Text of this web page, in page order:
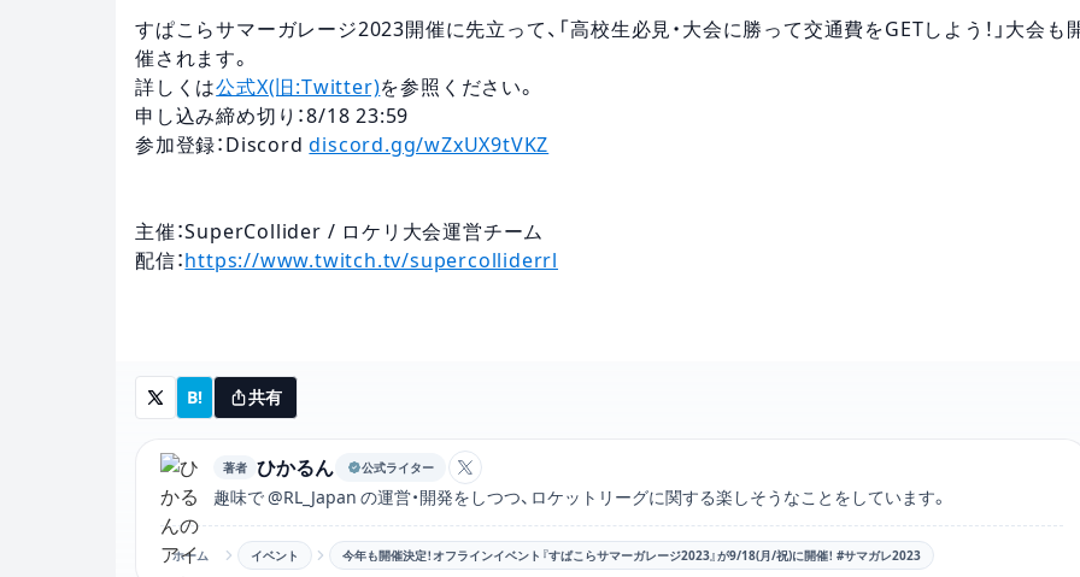
すぱこらサマーガレージ2023開催に先立って、「高校生必見・大会に勝って交通費をGETしよう！」大会も
催されます。
詳しくは公式X(旧:Twitter)を参照ください。
申し込み締め切り：8/18 23:59
参加登録：Discorddiscord.gg/wZxUX9tVKZ
主催：SuperCollider / ロケリ大会運営チーム
配信： https://www.twitch.tv/supercolliderrl
B! 共有
著者 ひかるん 公式ライター
ひかるんのXアカウントリンク
趣味で @RL_Japan の運営・開発をしつつ、ロケットリーグに関する楽しそうなことをしています。
ホーム イベント 今年も開催決定！オフラインイベント『すぱこらサマーガレージ2023』が9/18(月/祝)に開催！ #サマガレ2023